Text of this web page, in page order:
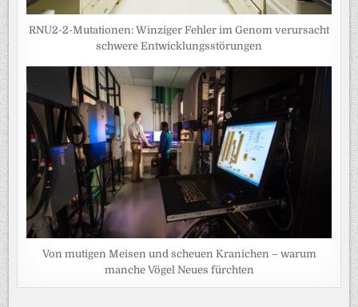
RNU2-2-Mutationen: Winziger Fehler im Genom verursacht
schwere Entwicklungsstörungen
Von mutigen Meisen und scheuen Kranichen – warum
manche Vögel Neues fürchten